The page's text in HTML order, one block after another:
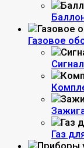
Газовое
Газ